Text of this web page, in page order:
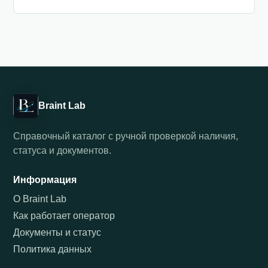
Braint Lab
Справочный каталог с ручной проверкой наличия,
статуса и документов.
Информация
О Braint Lab
Как работает оператор
Документы и статус
Политика данных